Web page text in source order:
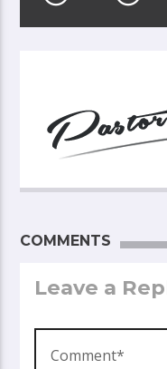
COMMENTS
Leave a